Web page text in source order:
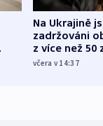
Na Ukrajině
zadržováni
z více než 50
Bojovali na
včera v 14:37